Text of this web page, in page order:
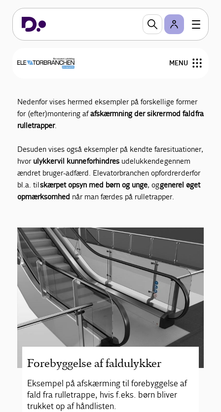
MENU
Arrangementer
Uddannelse og jobmuligheder
Medlemmer
Om Elevatorbranchen
Sikkerhed og sikker
Nedenfor vises hermed eksempler på forskellige former
for (efter)montering afafskærmning der sikrer mod fald fra
rulletrapper.
Desuden vises også eksempler på kendte faresituationer,
hvor ulykker vil kunne forhindres udelukkende gennem
ændret bruger-adfærd. Elevatorbranchen opfordrer derfor
bl.a. tilskærpet opsyn med børn og unge, oggenerel øget
opmærksomhed når man færdes på rulletrapper.
Forebyggelse af faldulykker
Eksempel på afskærming til forebyggelse af
fald fra rulletrappe, hvis f.eks. børn bliver
trukket op af håndlisten.